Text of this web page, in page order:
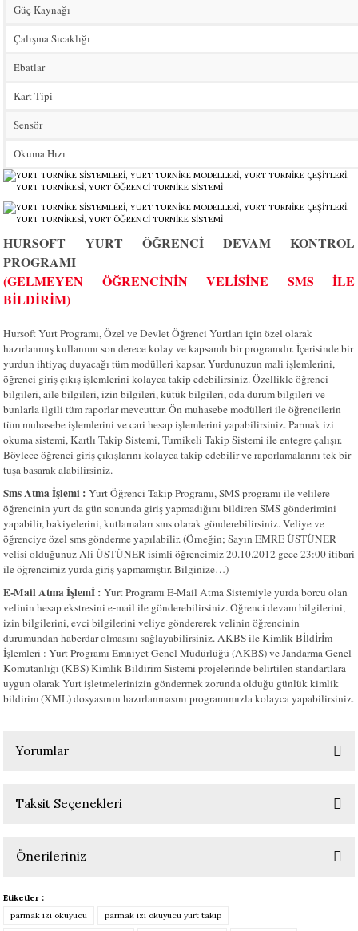
Güç Kaynağı
Çalışma Sıcaklığı
Ebatlar
Kart Tipi
Sensör
Okuma Hızı
HURSOFT YURT ÖĞRENCİ DEVAM KONTROL
PROGRAMI
(GELMEYEN ÖĞRENCİNİN VELİSİNE SMS İLE
BİLDİRİM)
Hursoft Yurt Programı, Özel ve Devlet Öğrenci Yurtları için özel olarak
hazırlanmış kullanımı son derece kolay ve kapsamlı bir programdır. İçerisinde bir
yurdun ihtiyaç duyacağı tüm modülleri kapsar. Yurdunuzun mali işlemlerini,
öğrenci giriş çıkış işlemlerini kolayca takip edebilirsiniz. Özellikle öğrenci
bilgileri, aile bilgileri, izin bilgileri, kütük bilgileri, oda durum bilgileri ve
bunlarla ilgili tüm raporlar mevcuttur. Ön muhasebe modülleri ile öğrencilerin
tüm muhasebe işlemlerini ve cari hesap işlemlerini yapabilirsiniz. Parmak izi
okuma sistemi, Kartlı Takip Sistemi, Turnikeli Takip Sistemi ile entegre çalışır.
Böylece öğrenci giriş çıkışlarını kolayca takip edebilir ve raporlamalarını tek bir
tuşa basarak alabilirsiniz.
Sms Atma İşlemi : Yurt Öğrenci Takip Programı, SMS programı ile velilere
öğrencinin yurt da gün sonunda giriş yapmadığını bildiren SMS gönderimini
yapabilir, bakiyelerini, kutlamaları sms olarak gönderebilirsiniz. Veliye ve
öğrenciye özel sms gönderme yapılabilir. (Örneğin; Sayın EMRE ÜSTÜNER
velisi olduğunuz Ali ÜSTÜNER isimli öğrencimiz 20.10.2012 gece 23:00 itibari
ile öğrencimiz yurda giriş yapmamıştır. Bilginize…)
E-Mail Atma İşlemİ : Yurt Programı E-Mail Atma Sistemiyle yurda borcu olan
velinin hesap ekstresini e-mail ile gönderebilirsiniz. Öğrenci devam bilgilerini,
izin bilgilerini, evci bilgilerini veliye göndererek velinin öğrencinin
durumundan haberdar olmasını sağlayabilirsiniz. AKBS ile Kimlik Bİldİrİm
İşlemleri : Yurt Programı Emniyet Genel Müdürlüğü (AKBS) ve Jandarma Genel
Komutanlığı (KBS) Kimlik Bildirim Sistemi projelerinde belirtilen standartlara
uygun olarak Yurt işletmelerinizin göndermek zorunda olduğu günlük kimlik
bildirim (XML) dosyasının hazırlanmasını programımızla kolayca yapabilirsiniz.
Yorumlar
Bu ürüne ilk yorumu siz yapın!
Taksit Seçenekleri
Önerileriniz
yetersiz gördüğünüz noktaları öneri formunu kullanarak tarafımıza
iletebilirsiniz.
Etiketler :
parmak izi okuyucu
parmak izi okuyucu yurt takip